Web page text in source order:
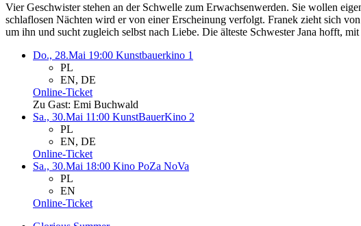
Vier Geschwister stehen an der Schwelle zum Erwachsenwerden. Sie wollen
schlaflosen Nächten wird er von einer Erscheinung verfolgt. Franek zieht sich
um ihn und sucht zugleich selbst nach Liebe. Die älteste Schwester Jana hofft,
Do., 28.Mai 19:00 Kunstbauerkino 1
PL
EN, DE
Online-Ticket
Zu Gast: Emi Buchwald
Sa., 30.Mai 11:00 KunstBauerKino 2
PL
EN, DE
Online-Ticket
Sa., 30.Mai 18:00 Kino PoZa NoVa
PL
EN
Online-Ticket